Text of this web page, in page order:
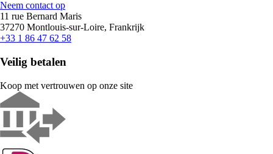
Neem contact op
11 rue Bernard Maris
37270 Montlouis-sur-Loire, Frankrijk
+33 1 86 47 62 58
Veilig betalen
Koop met vertrouwen op onze site